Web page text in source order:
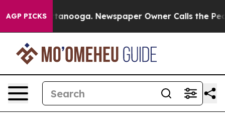
AGP PICKS
Chattanooga. Newspaper Owner Calls the People